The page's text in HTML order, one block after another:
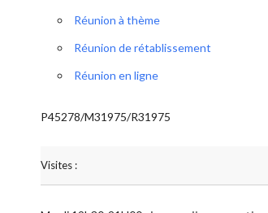
Réunion à thème
Réunion de rétablissement
Réunion en ligne
P45278/M31975/R31975
Visites :